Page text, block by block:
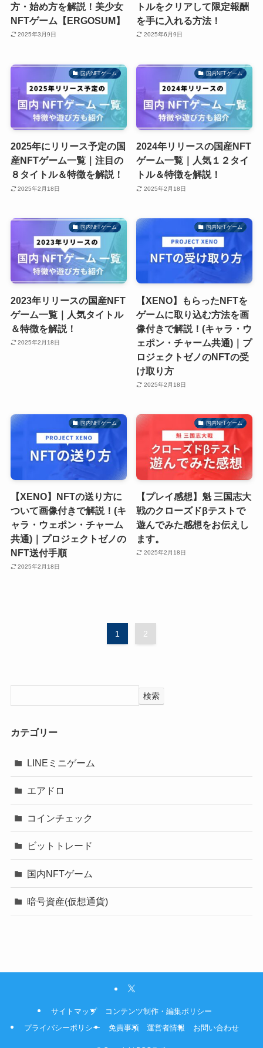
方・始め方を解説！美少女
NFTゲーム【ERGOSUM】
2025年3月9日
トルをクリアして限定報酬
を手に入れる方法！
2025年6月9日
国内NFTゲーム
2025年にリリース予定の国
産NFTゲーム一覧｜注目の
８タイトル＆特徴を解説！
2025年2月18日
国内NFTゲーム
2024年リリースの国産NFT
ゲーム一覧｜人気１２タイ
トル＆特徴を解説！
2025年2月18日
国内NFTゲーム
2023年リリースの国産NFT
ゲーム一覧｜人気タイトル
＆特徴を解説！
2025年2月18日
国内NFTゲーム
【XENO】もらったNFTを
ゲームに取り込む方法を画
像付きで解説！(キャラ・ウ
ェポン・チャーム共通)｜プ
ロジェクトゼノのNFTの受
け取り方
2025年2月18日
国内NFTゲーム
【XENO】NFTの送り方に
ついて画像付きで解説！(キ
ャラ・ウェポン・チャーム
共通)｜プロジェクトゼノの
NFT送付手順
2025年2月18日
国内NFTゲーム
【プレイ感想】魁 三国志大
戦のクローズドβテストで
遊んでみた感想をお伝えし
ます。
2025年2月18日
1 2
検索
カテゴリー
LINEミニゲーム
エアドロ
コインチェック
ビットトレード
国内NFTゲーム
暗号資産(仮想通貨)
サイトマップ
コンテンツ制作・編集ポリシー
プライバシーポリシー
免責事項 運営者情報 お問い合わせ